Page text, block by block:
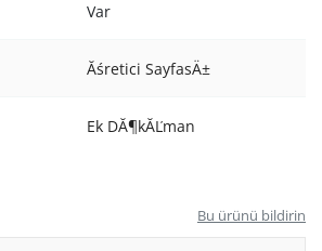
Var
Ăśretici SayfasÄ±
Ek DĂ¶kĂĽman
Bu ürünü bildirin